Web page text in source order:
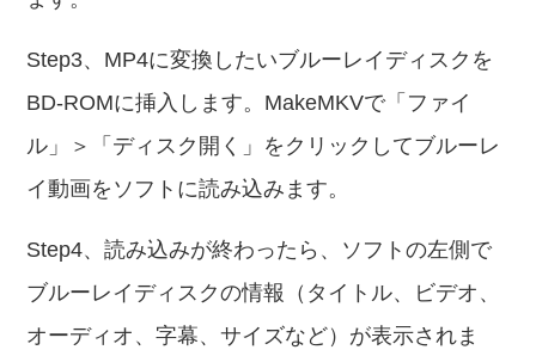
Step3、MP4に変換したいブルーレイディスクを
BD-ROMに挿入します。MakeMKVで「ファイ
ル」＞「ディスク開く」をクリックしてブルーレ
イ動画をソフトに読み込みます。
Step4、読み込みが終わったら、ソフトの左側で
ブルーレイディスクの情報（タイトル、ビデオ、
オーディオ、字幕、サイズなど）が表示されま